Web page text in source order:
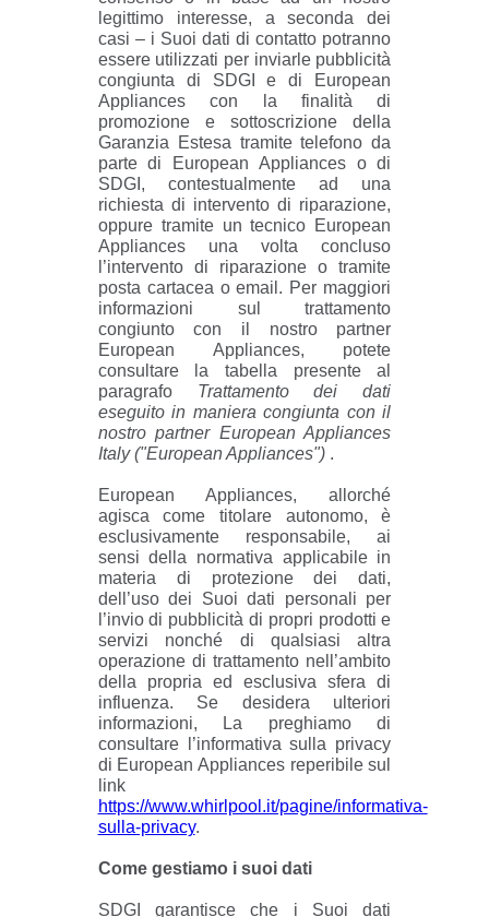
legittimo interesse, a seconda dei
casi – i Suoi dati di contatto potranno
essere utilizzati per inviarle pubblicità
congiunta di SDGI e di European
Appliances con la finalità di
promozione e sottoscrizione della
Garanzia Estesa tramite telefono da
parte di European Appliances o di
SDGI, contestualmente ad una
richiesta di intervento di riparazione,
oppure tramite un tecnico European
Appliances una volta concluso
l’intervento di riparazione o tramite
posta cartacea o email. Per maggiori
informazioni sul trattamento
congiunto con il nostro partner
European Appliances, potete
consultare la tabella presente al
paragrafo Trattamento dei dati
eseguito in maniera congiunta con il
nostro partner European Appliances
Italy ("European Appliances") .
European Appliances, allorché
agisca come titolare autonomo, è
esclusivamente responsabile, ai
sensi della normativa applicabile in
materia di protezione dei dati,
dell’uso dei Suoi dati personali per
l’invio di pubblicità di propri prodotti e
servizi nonché di qualsiasi altra
operazione di trattamento nell’ambito
della propria ed esclusiva sfera di
influenza. Se desidera ulteriori
informazioni, La preghiamo di
consultare l’informativa sulla privacy
di European Appliances reperibile sul
link
https://www.whirlpool.it/pagine/informativa-
sulla-privacy.
Come gestiamo i suoi dati
SDGI garantisce che i Suoi dati